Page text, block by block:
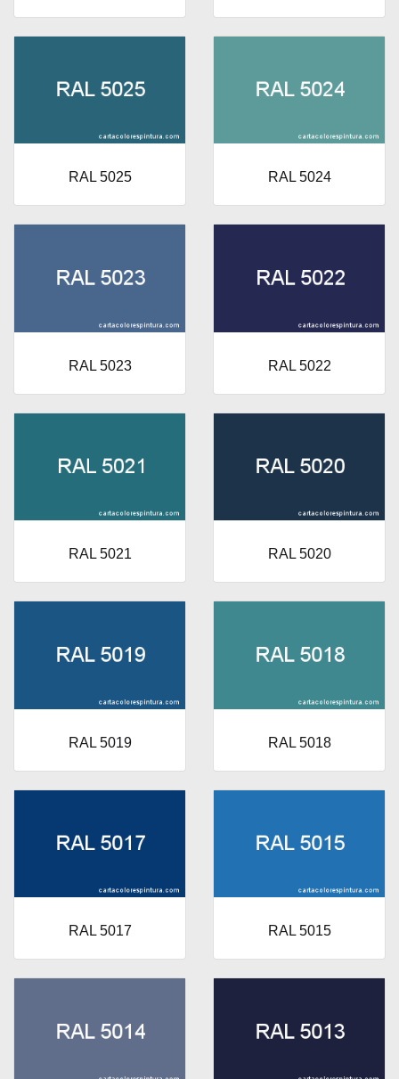
RAL 5025 RAL 5024
RAL 5023 RAL 5022
RAL 5021 RAL 5020
RAL 5019 RAL 5018
RAL 5017 RAL 5015